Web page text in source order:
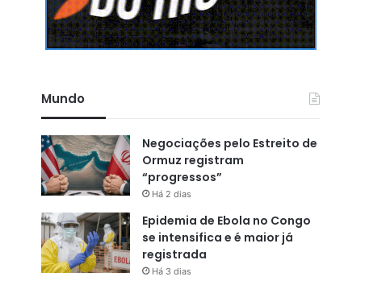
Mundo
Negociações pelo Estreito de
Ormuz registram
“progressos”
Há 2 dias
Epidemia de Ebola no Congo
se intensifica e é maior já
registrada
Há 3 dias